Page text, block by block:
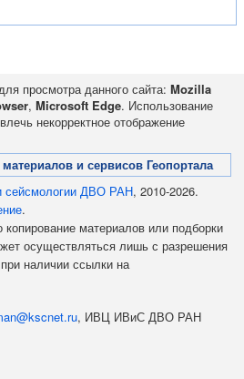
просмотра данного сайта: Mozilla
, Microsoft Edge. Использование
некорректное отображение
и сервисов Геопортала
сейсмологии ДВО РАН, 2010-2026.
.
материалов или подборки
осуществляться лишь с разрешения
наличии ссылки на
, ИВЦ ИВиС ДВО РАН